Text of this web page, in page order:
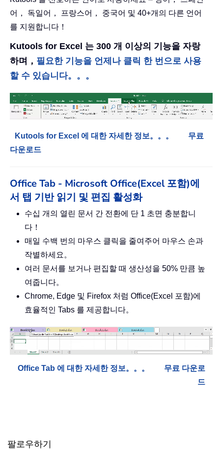
어， 독일어， 프랑스어， 중국어 및 40+개의 다른 언어
를 지원합니다！
Kutools for Excel 는 300 개 이상의 기능을 자랑
하며， 필요한 기능을 언제나 클릭 한 번으로 사용
할 수 있습니다。。。
Kutools for Excel 에 대한 자세한 정보。。。
무료
다운로드
Office Tab - Microsoft Office(Excel 포함)에
서 탭 기반 읽기 및 편집 활성화
수십 개의 열린 문서 간 전환에 단 1 초면 충분합니
다！
매일 수백 번의 마우스 클릭을 줄여주어 마우스 손과
작별하세요。
여러 문서를 보거나 편집할 때 생산성을 50% 만큼 높
여줍니다。
Chrome, Edge 및 Firefox 처럼 Office(Excel 포함)에
효율적인 Tabs 를 제공합니다。
Office Tab 에 대한 자세한 정보。。。
무료 다운로
드
팔로우하기